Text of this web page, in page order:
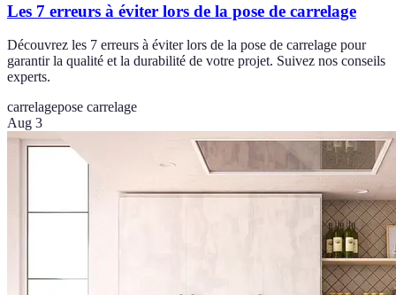
Les 7 erreurs à éviter lors de la pose de carrelage
Découvrez les 7 erreurs à éviter lors de la pose de carrelage pour
garantir la qualité et la durabilité de votre projet. Suivez nos conseils
experts.
carrelagepose carrelage
Aug 3